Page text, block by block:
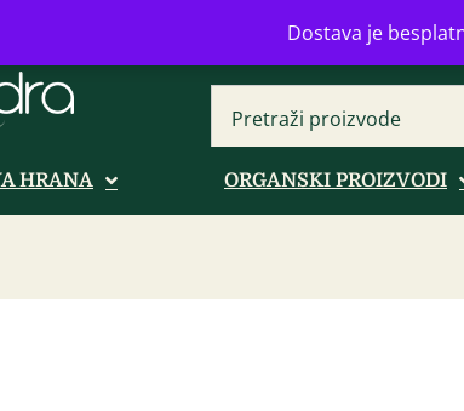
Dostava je
Mihajla Pupina 16b, Novi Beograd
HRANA ORGANSKI PROIZVODI